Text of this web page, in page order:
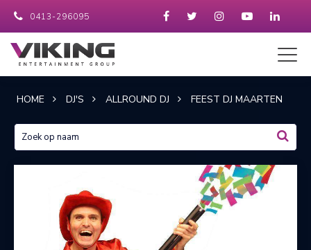
0413-296095
HOME DJ'S ALLROUND DJ FEEST DJ MAARTEN